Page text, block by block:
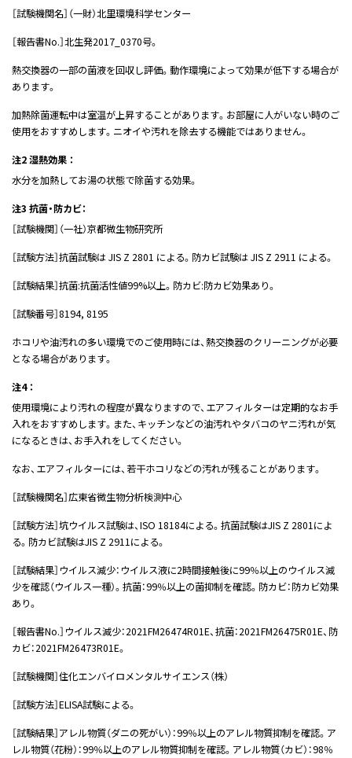
［試験機関名］（一財）北里環境科学センター
［報告書No.］北生発2017_0370号。
熱交換器の一部の菌液を回収し評価。動作環境によって効果が低下する場合が
あります。
加熱除菌運転中は室温が上昇することがあります。お部屋に人がいない時のご
使用をおすすめします。ニオイや汚れを除去する機能ではありません。
注2 湿熱効果 ：
水分を加熱してお湯の状態で除菌する効果。
注3 抗菌・防カビ：
［試験機関］（一社）京都微生物研究所
［試験方法］抗菌試験は JIS Z 2801 による。防カビ試験は JIS Z 2911 による。
［試験結果］抗菌:抗菌活性値99%以上。防カビ:防カビ効果あり。
［試験番号］8194, 8195
ホコリや油汚れの多い環境でのご使用時には、熱交換器のクリーニングが必要
となる場合があります。
注4 ：
使用環境により汚れの程度が異なりますので、エアフィルターは定期的なお手
入れをおすすめします。また、キッチンなどの油汚れやタバコのヤニ汚れが気
になるときは、お手入れをしてください。
なお、エアフィルターには、若干ホコリなどの汚れが残ることがあります。
［試験機関名］広東省微生物分析検測中心
［試験方法］坑ウイルス試験は、ISO 18184による。抗菌試験はJIS Z 2801によ
る。防カビ試験はJIS Z 2911による。
［試験結果］ウイルス減少：ウイルス液に2時間接触後に99％以上のウイルス減
少を確認（ウイルス一種）。抗菌：99％以上の菌抑制を確認。防カビ：防カビ効果
あり。
［報告書No.］ウイルス減少：2021FM26474R01E、抗菌：2021FM26475R01E、防
カビ：2021FM26473R01E。
［試験機関］住化エンバイロメンタルサイエンス（株）
［試験方法］ELISA試験による。
［試験結果］アレル物質（ダニの死がい）：99％以上のアレル物質抑制を確認。ア
レル物質（花粉）：99％以上のアレル物質抑制を確認。アレル物質（カビ）：98％